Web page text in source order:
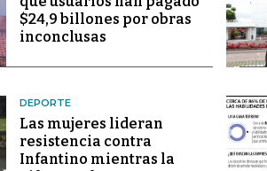
$24,9 billones por obras
inconclusas
DEPORTE
Las mujeres lideran
resistencia contra
Infantino mientras la